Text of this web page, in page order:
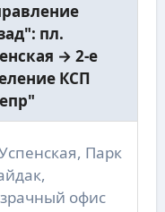
пл.
→ 2-е
КСП
Парк
офис